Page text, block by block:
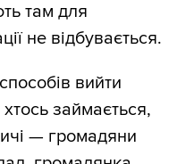
там для
не відбувається.
вийти
займається,
— громадяни